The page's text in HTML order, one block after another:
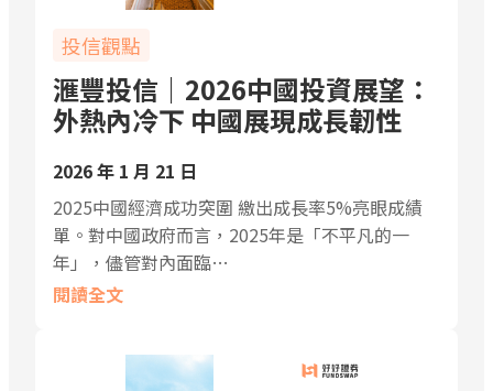
投信觀點
滙豐投信｜2026中國投資展望：
外熱內冷下 中國展現成長韌性
2026 年 1 月 21 日
2025中國經濟成功突圍 繳出成長率5%亮眼成績
單。對中國政府而言，2025年是「不平凡的一
年」，儘管對內面臨…
閱讀全文